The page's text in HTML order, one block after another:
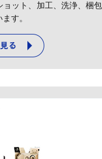
ョット、加工、洗浄、梱
す。